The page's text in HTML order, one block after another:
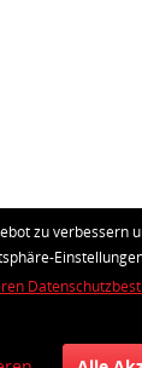
zu verbessern